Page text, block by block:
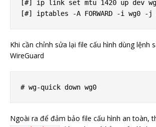
[#] ip link set mtu 1420 up dev
Khi cần chỉnh sửa lại file cấu hình dùng lệnh
WireGuard
Ngoài ra để đảm bảo file cấu hình an toàn,